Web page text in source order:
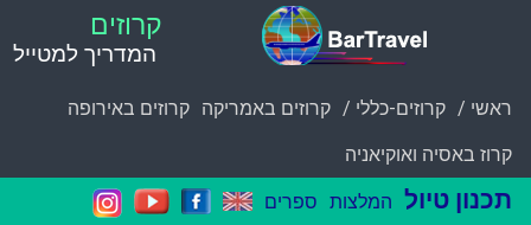
קרוזים
המדריך למטייל
ראשי / קרוזים-כללי / קרוזים באמריקה קרוזים באירופה
קרוז באסיה ואוקיאניה
תכנון טיול המלצות ספרים